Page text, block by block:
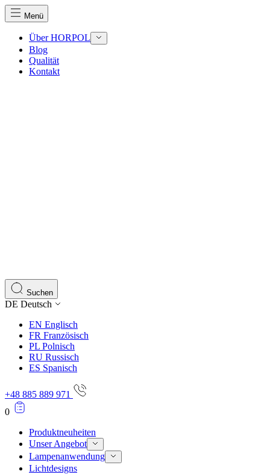
Menü
Über HORPOL
Blog
Qualität
Kontakt
Suchen
DE Deutsch
EN Englisch
FR Französisch
PL Polnisch
RU Russisch
ES Spanisch
+48 885 889 971
0
Produktneuheiten
Unser Angebot
Lampenanwendung
Lichtdesigns
Marketing-Cookies werden verwendet, um Benutzer
einzelnen Benutzer relevant und ansprechend sind und
Nicht kategorisiert.
Andere nicht kategorisierte Cookies sind solche, die